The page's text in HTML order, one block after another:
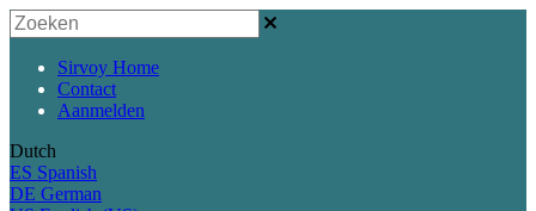
Sirvoy Home
Contact
Aanmelden
Dutch
ES Spanish
DE German